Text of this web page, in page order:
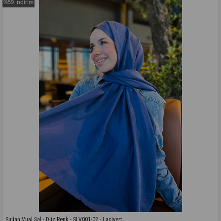
Sultan Vual Şal - Düz Renk - SLV001-02 - Lacivert
%59 İndirim